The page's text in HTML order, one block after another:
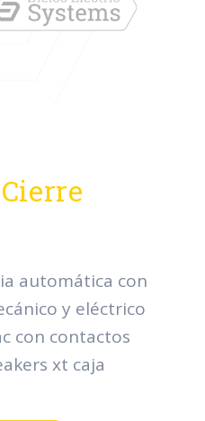
automática con
y eléctrico
con contactos
xt caja